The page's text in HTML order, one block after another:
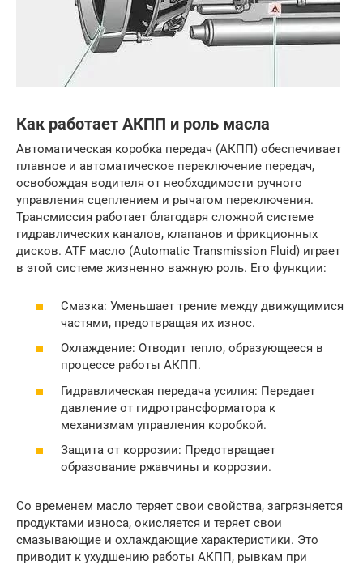
Как работает АКПП и роль масла
Автоматическая коробка передач (АКПП) обеспечивает
плавное и автоматическое переключение передач,
освобождая водителя от необходимости ручного
управления сцеплением и рычагом переключения.
Трансмиссия работает благодаря сложной системе
гидравлических каналов, клапанов и фрикционных
дисков. ATF масло (Automatic Transmission Fluid) играет
в этой системе жизненно важную роль. Его функции:
Смазка: Уменьшает трение между движущимися
частями, предотвращая их износ.
Охлаждение: Отводит тепло, образующееся в
процессе работы АКПП.
Гидравлическая передача усилия: Передает
давление от гидротрансформатора к
механизмам управления коробкой.
Защита от коррозии: Предотвращает
образование ржавчины и коррозии.
Со временем масло теряет свои свойства, загрязняется
продуктами износа, окисляется и теряет свои
смазывающие и охлаждающие характеристики. Это
приводит к ухудшению работы АКПП, рывкам при